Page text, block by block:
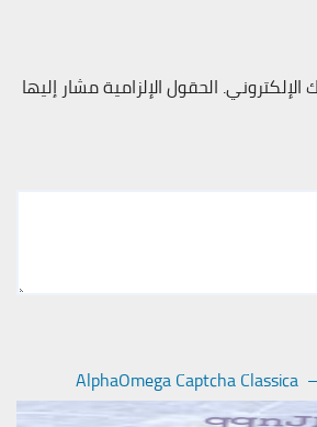
الإلكتروني. الحقول الإلزامية مشار إليها
AlphaOmega Captcha Classica